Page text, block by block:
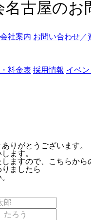
古屋のお
会社案内 お問い合わせ／
料金表 採用情報 イベ
りがとうございます。
ます。
ますので、こちらか
ましたら